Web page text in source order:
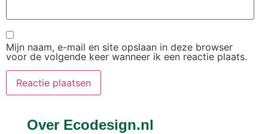
Mijn naam, e-mail en site opslaan in deze browser
voor de volgende keer wanneer ik een reactie plaats.
Over Ecodesign.nl